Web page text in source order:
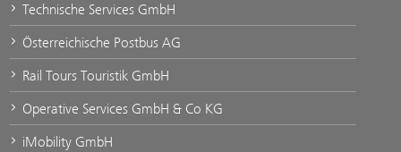
Technische Services GmbH
Österreichische Postbus AG
Rail Tours Touristik GmbH
Operative Services GmbH & Co KG
iMobility GmbH